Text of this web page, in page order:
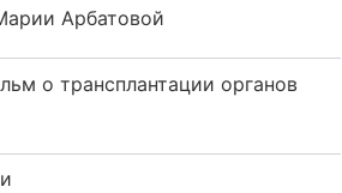
Арбатовой
о трансплантации органов